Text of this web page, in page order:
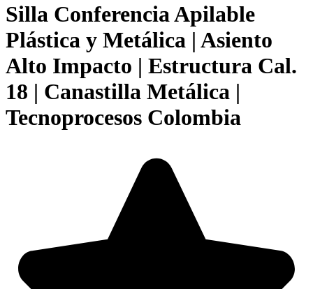
Silla Conferencia Apilable
Plástica y Metálica | Asiento
Alto Impacto | Estructura Cal.
18 | Canastilla Metálica |
Tecnoprocesos Colombia